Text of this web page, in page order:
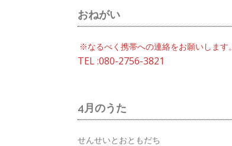
おねがい
※なるべく携帯への連絡をお願いします。
TEL :080-2756-3821
4月のうた
せんせいとおともだち